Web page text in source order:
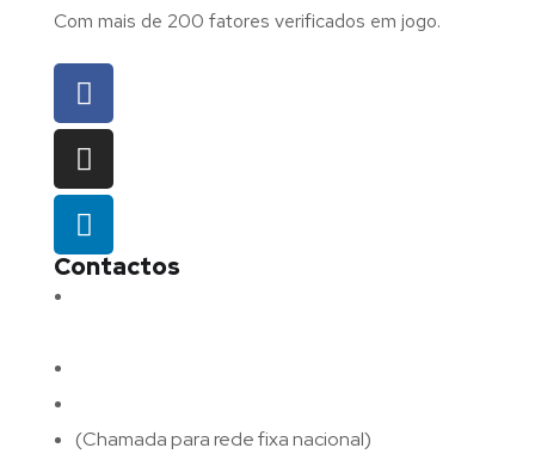
Com mais de 200 fatores verificados em jogo.
Contactos
(Chamada para rede fixa nacional)